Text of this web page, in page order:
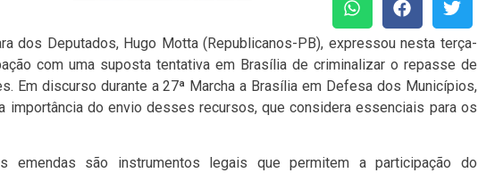
dos Deputados, Hugo Motta (Republicanos-PB), expressou nesta terça-
com uma suposta tentativa em Brasília de criminalizar o repasse de
Em discurso durante a 27ª Marcha a Brasília em Defesa dos Municípios,
importância do envio desses recursos, que considera essenciais para os
emendas são instrumentos legais que permitem a participação do